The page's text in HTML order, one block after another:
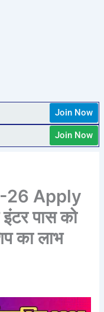
Join Now
Join Now
26 Apply
पास को
का लाभ